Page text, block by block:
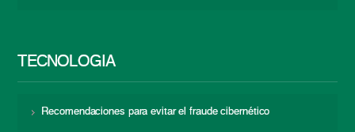
TECNOLOGÍA
Recomendaciones para evitar el fraude cibernético